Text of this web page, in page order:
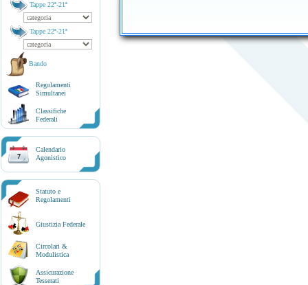
Tappe 22ª-21ª
Tappe 22ª-21ª
Bando
Regolamenti
Simultanei
Classifiche
Federali
7
Calendario
Agonistico
Statuto e
Regolamenti
Giustizia Federale
Circolari &
Modulistica
Assicurazione
Tesserati